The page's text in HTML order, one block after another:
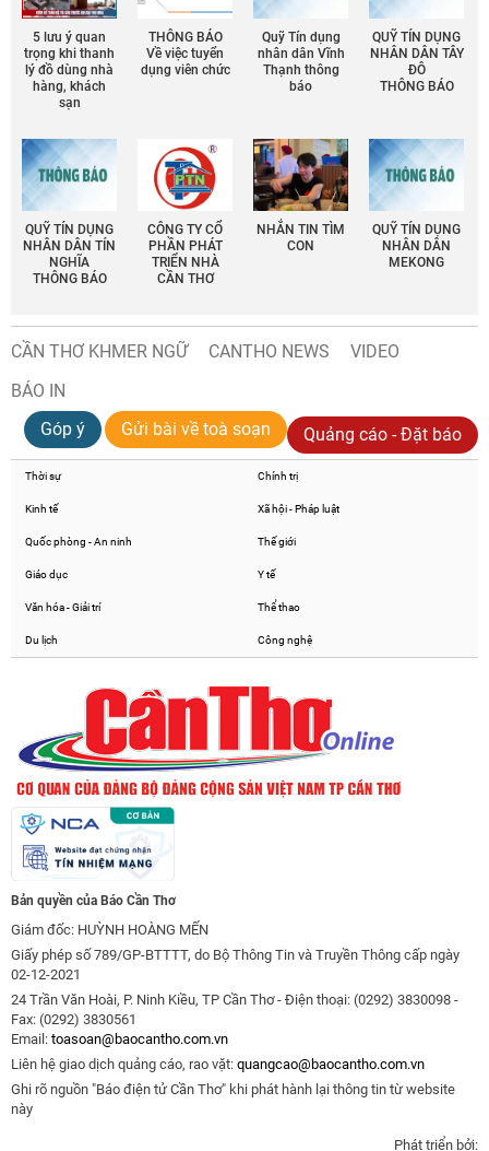
5 lưu ý quan
trọng khi thanh
lý đồ dùng nhà
hàng, khách
sạn
THÔNG BÁO
Về việc tuyển
dụng viên chức
Quỹ Tín dụng
nhân dân Vĩnh
Thạnh thông
báo
QUỸ TÍN DỤNG
NHÂN DÂN TÂY
ĐÔ
THÔNG BÁO
QUỸ TÍN DỤNG
NHÂN DÂN TÍN
NGHĨA
THÔNG BÁO
CÔNG TY CỔ
PHẦN PHÁT
TRIỂN NHÀ
CẦN THƠ
NHẮN TIN TÌM
CON
QUỸ TÍN DỤNG
NHÂN DÂN
MEKONG
CẦN THƠ KHMER NGỮ CANTHO NEWS
VIDEO
BÁO IN
Góp ý
Gửi bài về toà soạn Quảng cáo - Đặt báo
Thời sự Chính trị
Kinh tế Xã hội - Pháp luật
Quốc phòng - An ninh Thế giới
Giáo dục Y tế
Văn hóa - Giải trí Thể thao
Du lịch Công nghệ
Bản quyền của Báo Cần Thơ
Giám đốc: HUỲNH HOÀNG MẾN
Giấy phép số 789/GP-BTTTT, do Bộ Thông Tin và Truyền Thông cấp ngày
02-12-2021
24 Trần Văn Hoài, P. Ninh Kiều, TP Cần Thơ - Điện thoại: (0292) 3830098 -
Fax: (0292) 3830561
Email: toasoan@baocantho.com.vn
Liên hệ giao dịch quảng cáo, rao vặt: quangcao@baocantho.com.vn
Ghi rõ nguồn "Báo điện tử Cần Thơ" khi phát hành lại thông tin từ website
này
Phát triển bởi: